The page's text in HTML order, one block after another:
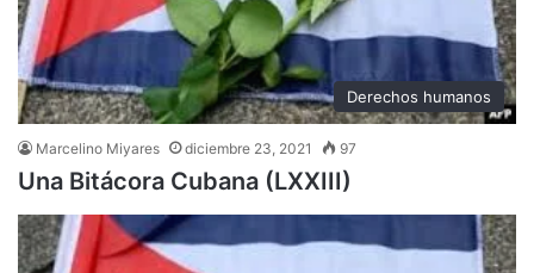
Derechos humanos
Marcelino Miyares diciembre 23, 2021 97
Una Bitácora Cubana (LXXIII)